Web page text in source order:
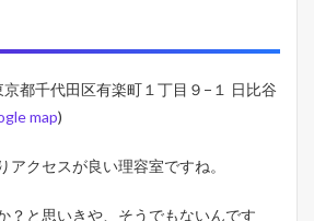
都千代田区有楽町１丁目９−１ 日比谷
map)
アクセスが良い理容室ですね。
？と思いきや、そうでもないんです